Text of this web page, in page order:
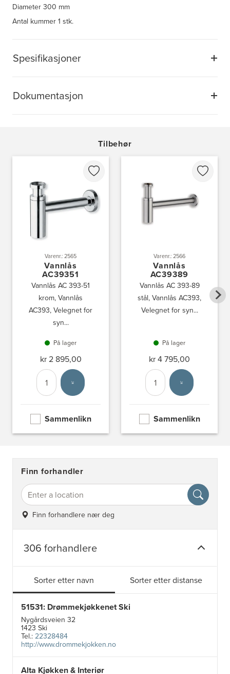
Spesifikasjoner
Dokumentasjon
Diameter 300 mm
Antal kummer 1 stk.
Tilbehør
Varenr.: 2565
Vannlås
AC39351
Vannlås AC 393-51
krom, Vannlås
AC393, Velegnet for
syn...
På lager
kr 2 895,00
Antall
Velg enhet
Sammenlikn
Varenr.: 2566
Vannlås
AC39389
Vannlås AC 393-89
stål, Vannlås AC393,
Velegnet for syn...
På lager
kr 4 795,00
Antall
Velg enhet
Sammenlikn
Finn forhandler
Finn forhandlere nær deg
306 forhandlere
Sorter etter navn Sorter etter distanse
51531: Drømmekjøkkenet Ski
Nygårdsveien 32
1423 Ski
Tel.: 22328484
http://www.drommekjokken.no
Alta Kjøkken & Interiør